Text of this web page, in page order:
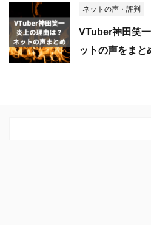
ネットの声・評判
VTuber神田笑
ットの声をまと